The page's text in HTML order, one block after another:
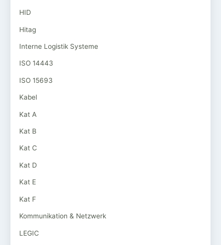
HID
Hitag
Interne Logistik Systeme
ISO 14443
ISO 15693
Kabel
Kat A
Kat B
Kat C
Kat D
Kat E
Kat F
Kommunikation & Netzwerk
LEGIC